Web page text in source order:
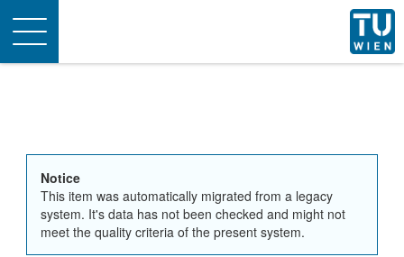
Toggle
navigation
Notice
This item was automatically migrated from a legacy
system. It's data has not been checked and might not
meet the quality criteria of the present system.